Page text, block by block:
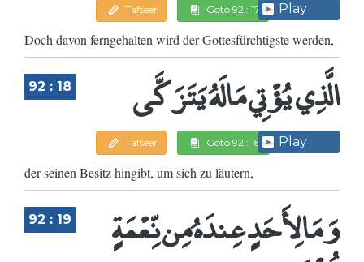
Tafseer Goto 92 : 17 Play
Doch davon ferngehalten wird der Gottesfürchtigste werden,
92 : 18 الَّذِي يُؤْتِي مَالَهُ يَتَزَكَّى
Tafseer Goto 92 : 18 Play
der seinen Besitz hingibt, um sich zu läutern,
92 : 19 وَمَا لِأَحَدٍ عِندَهُ مِن نِّعْمَةٍ